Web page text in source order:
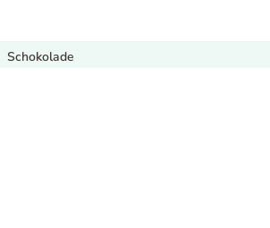
Schokolade